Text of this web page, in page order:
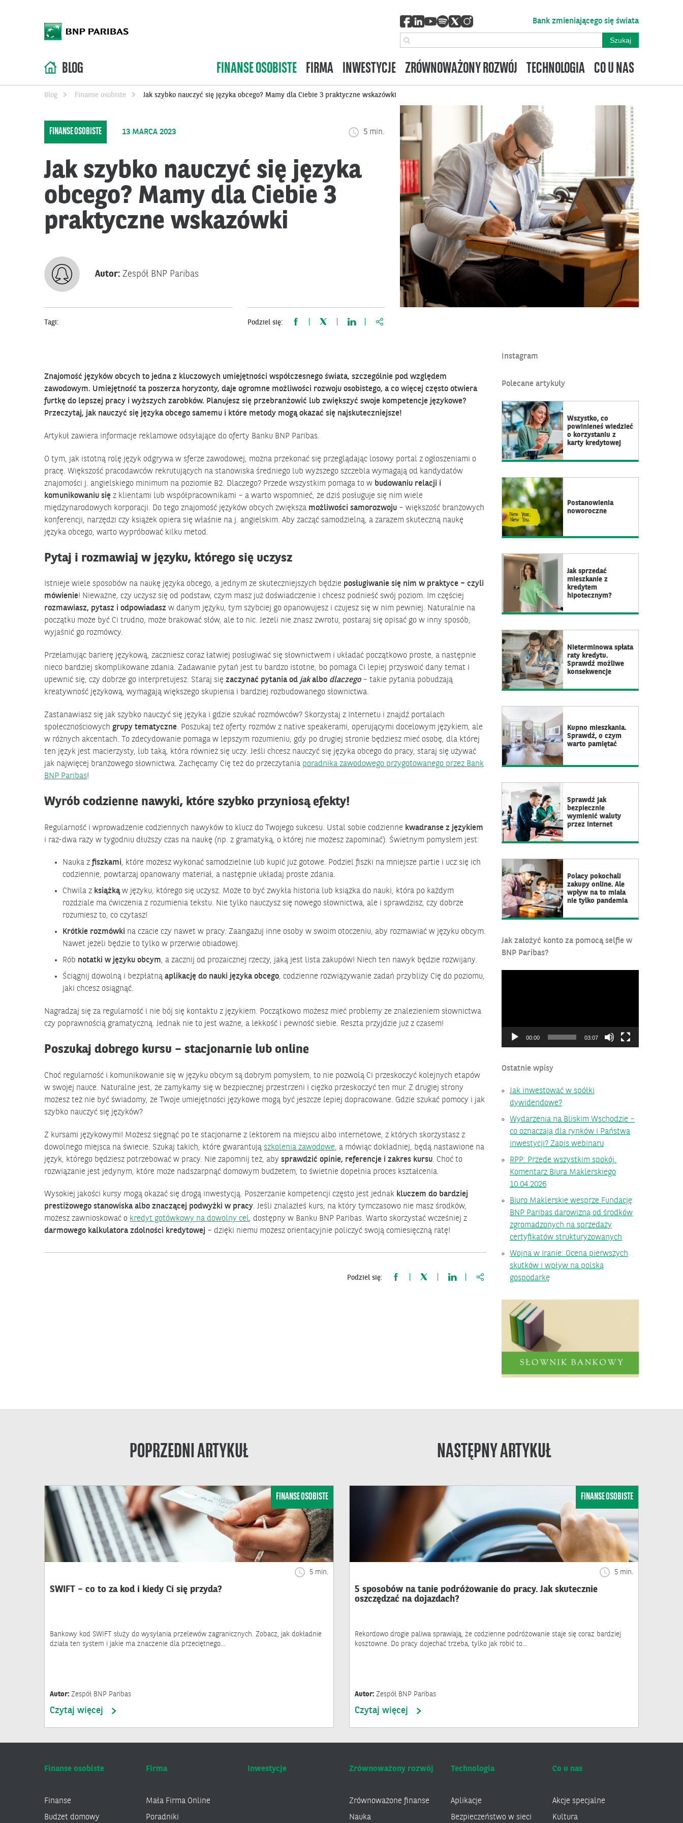
Bank zmieniającego się świata
BLOG FINANSE OSOBISTE FIRMA INWESTYCJE ZRÓWNOWAŻONY ROZWÓJ TECHNOLOGIA CO U NAS
Blog Finanse osobiste Jak szybko nauczyć się języka obcego? Mamy dla Ciebie 3 praktyczne wskazówki
FINANSE OSOBISTE 13 MARCA 2023 5 min.
Jak szybko nauczyć się języka
obcego? Mamy dla Ciebie 3
praktyczne wskazówki
Autor: Zespół BNP Paribas
Tagi: Podziel się: https://www.bnpparibas.pl/blog/jak-szybko-nauczyc-sie-jezyka-obcego-mamy-dla-ciebie-3-
Znajomość języków obcych to jedna z kluczowych umiejętności współczesnego świata, szczególnie pod względem
zawodowym. Umiejętność ta poszerza horyzonty, daje ogromne możliwości rozwoju osobistego, a co więcej często otwiera
furtkę do lepszej pracy i wyższych zarobków. Planujesz się przebranżowić lub zwiększyć swoje kompetencje językowe?
Przeczytaj, jak nauczyć się języka obcego samemu i które metody mogą okazać się najskuteczniejsze!
Artykuł zawiera informacje reklamowe odsyłające do oferty Banku BNP Paribas.
O tym, jak istotną rolę język odgrywa w sferze zawodowej, można przekonać się przeglądając losowy portal z ogłoszeniami o
pracę. Większość pracodawców rekrutujących na stanowiska średniego lub wyższego szczebla wymagają od kandydatów
znajomości j. angielskiego minimum na poziomie B2. Dlaczego? Przede wszystkim pomaga to w budowaniu relacji i
komunikowaniu się z klientami lub współpracownikami – a warto wspomnieć, że dziś posługuje się nim wiele
międzynarodowych korporacji. Do tego znajomość języków obcych zwiększa możliwości samorozwoju – większość branżowych
konferencji, narzędzi czy książek opiera się właśnie na j. angielskim. Aby zacząć samodzielną, a zarazem skuteczną naukę
języka obcego, warto wypróbować kilku metod.
Pytaj i rozmawiaj w języku, którego się uczysz
Istnieje wiele sposobów na naukę języka obcego, a jednym ze skuteczniejszych będzie posługiwanie się nim w praktyce – czyli
mówienie! Nieważne, czy uczysz się od podstaw, czym masz już doświadczenie i chcesz podnieść swój poziom. Im częściej
rozmawiasz, pytasz i odpowiadasz w danym języku, tym szybciej go opanowujesz i czujesz się w nim pewniej. Naturalnie na
początku może być Ci trudno, może brakować słów, ale to nic. Jeżeli nie znasz zwrotu, postaraj się opisać go w inny sposób,
wyjaśnić go rozmówcy.
Przełamując barierę językową, zaczniesz coraz łatwiej posługiwać się słownictwem i układać początkowo proste, a następnie
nieco bardziej skomplikowane zdania. Zadawanie pytań jest tu bardzo istotne, bo pomaga Ci lepiej przyswoić dany temat i
upewnić się, czy dobrze go interpretujesz. Staraj się zaczynać pytania od jakalbo dlaczego– takie pytania pobudzają
kreatywność językową, wymagają większego skupienia i bardziej rozbudowanego słownictwa.
Zastanawiasz się jak szybko nauczyć się języka i gdzie szukać rozmówców? Skorzystaj z Internetu i znajdź portalach
społecznościowych grupy tematyczne. Poszukaj też oferty rozmów z native speakerami, operującymi docelowym językiem, ale
w różnych akcentach. To zdecydowanie pomaga w lepszym rozumieniu, gdy po drugiej stronie będziesz mieć osobę, dla której
ten język jest macierzysty, lub taką, która również się uczy. Jeśli chcesz nauczyć się języka obcego do pracy, staraj się używać
jak najwięcej branżowego słownictwa. Zachęcamy Cię też do przeczytania poradnika zawodowego przygotowanego przez Bank
BNP Paribas!
Wyrób codzienne nawyki, które szybko przyniosą efekty!
Regularność i wprowadzenie codziennych nawyków to klucz do Twojego sukcesu. Ustal sobie codzienne kwadranse z językiem
i raz-dwa razy w tygodniu dłuższy czas na naukę (np. z gramatyką, o której nie możesz zapominać). Świetnym pomysłem jest:
Nauka z fiszkami, które możesz wykonać samodzielnie lub kupić już gotowe. Podziel fiszki na mniejsze partie i ucz się ich
codziennie, powtarzaj opanowany materiał, a następnie układaj proste zdania.
Chwila z książkąw języku, którego się uczysz. Może to być zwykła historia lub książka do nauki, która po każdym
rozdziale ma ćwiczenia z rozumienia tekstu. Nie tylko nauczysz się nowego słownictwa, ale i sprawdzisz, czy dobrze
rozumiesz to, co czytasz!
Krótkie rozmówki na czacie czy nawet w pracy. Zaangażuj inne osoby w swoim otoczeniu, aby rozmawiać w języku obcym.
Nawet jeżeli będzie to tylko w przerwie obiadowej.
Rób notatki w języku obcym, a zacznij od prozaicznej rzeczy, jaką jest lista zakupów! Niech ten nawyk będzie rozwijany.
Ściągnij dowolną i bezpłatną aplikację do nauki języka obcego, codzienne rozwiązywanie zadań przybliży Cię do poziomu,
jaki chcesz osiągnąć.
Nagradzaj się za regularność i nie bój się kontaktu z językiem. Początkowo możesz mieć problemy ze znalezieniem słownictwa
czy poprawnością gramatyczną. Jednak nie to jest ważne, a lekkość i pewność siebie. Reszta przyjdzie już z czasem!
Poszukaj dobrego kursu – stacjonarnie lub online
Choć regularność i komunikowanie się w języku obcym są dobrym pomysłem, to nie pozwolą Ci przeskoczyć kolejnych etapów
w swojej nauce. Naturalne jest, że zamykamy się w bezpiecznej przestrzeni i ciężko przeskoczyć ten mur. Z drugiej strony
możesz też nie być świadomy, że Twoje umiejętności językowe mogą być jeszcze lepiej dopracowane. Gdzie szukać pomocy i jak
szybko nauczyć się języków?
Z kursami językowymi! Możesz sięgnąć po te stacjonarne z lektorem na miejscu albo internetowe, z których skorzystasz z
dowolnego miejsca na świecie. Szukaj takich, które gwarantują szkolenia zawodowe, a mówiąc dokładniej, będą nastawione na
język, którego będziesz potrzebować w pracy. Nie zapomnij też, aby sprawdzić opinie, referencje i zakres kursu. Choć to
rozwiązanie jest jedynym, które może nadszarpnąć domowym budżetem, to świetnie dopełnia proces kształcenia.
Wysokiej jakości kursy mogą okazać się drogą inwestycją. Poszerzanie kompetencji często jest jednak kluczem do bardziej
prestiżowego stanowiska albo znaczącej podwyżki w pracy. Jeśli znalazłeś kurs, na który tymczasowo nie masz środków,
możesz zawnioskować o kredyt gotówkowy na dowolny cel, dostępny w Banku BNP Paribas. Warto skorzystać wcześniej z
darmowego kalkulatora zdolności kredytowej – dzięki niemu możesz orientacyjnie policzyć swoją comiesięczną ratę!
Podziel się: https://www.bnpparibas.pl/blog/jak-szybko-nauczyc-sie-
Instagram
Polecane artykuły
Wszystko, co
powinieneś wiedzieć
o korzystaniu z
karty kredytowej
Postanowienia
noworoczne
Jak sprzedać
mieszkanie z
kredytem
hipotecznym?
Nieterminowa spłata
raty kredytu.
Sprawdź możliwe
konsekwencje
Kupno mieszkania.
Sprawdź, o czym
warto pamiętać
Sprawdź jak
bezpiecznie
wymienić waluty
przez internet
Polacy pokochali
zakupy online. Ale
wpływ na to miała
nie tylko pandemia
Jak założyć konto za pomocą selfie w
BNP Paribas?
00:00 03:07
Ostatnie wpisy
Jak inwestować w spółki
dywidendowe?
Wydarzenia na Bliskim Wschodzie –
co oznaczają dla rynków i Państwa
inwestycji? Zapis webinaru
RPP: Przede wszystkim spokój.
Komentarz Biura Maklerskiego
10.04.2026
Biuro Maklerskie wesprze Fundację
BNP Paribas darowizną od środków
zgromadzonych na sprzedaży
certyfikatów strukturyzowanych
Wojna w Iranie: Ocena pierwszych
skutków i wpływ na polską
gospodarkę
POPRZEDNI ARTYKUŁ
FINANSE OSOBISTE
5 min.
SWIFT – co to za kod i kiedy Ci się przyda?
Bankowy kod SWIFT służy do wysyłania przelewów zagranicznych. Zobacz, jak dokładnie
działa ten system i jakie ma znaczenie dla przeciętnego…
Autor: Zespół BNP Paribas
Czytaj więcej
NASTĘPNY ARTYKUŁ
FINANSE OSOBISTE
5 min.
5 sposobów na tanie podróżowanie do pracy. Jak skutecznie
oszczędzać na dojazdach?
Rekordowo drogie paliwa sprawiają, że codzienne podróżowanie staje się coraz bardziej
kosztowne. Do pracy dojechać trzeba, tylko jak robić to…
Autor: Zespół BNP Paribas
Czytaj więcej
Finanse osobiste
Finanse
Budżet domowy
Firma
Mała Firma Online
Poradniki
Inwestycje Zrównoważony rozwój
Zrównoważone finanse
Nauka
Technologia
Aplikacje
Bezpieczeństwo w sieci
Co u nas
Akcje specjalne
Kultura